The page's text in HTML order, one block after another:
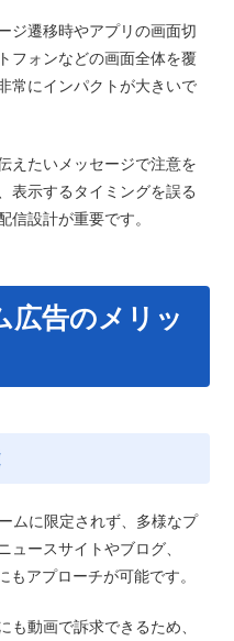
ジ遷移時やアプリの画面切
フォンなどの画面全体を覆
常にインパクトが大きいで
えたいメッセージで注意を
表示するタイミングを誤る
信設計が重要です。
広告のメリッ
ムに限定されず、多様なプ
ースサイトやブログ、
アプローチが可能です。
動画で訴求できるため、